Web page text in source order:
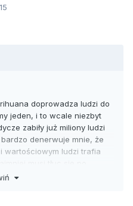
doprowadza ludzi do
jeden, i to wcale niezbyt
zabiły już miliony ludzi
denerwuje mnie, że
wartościowym ludzi trafia
Vetulani, neurobiolog,